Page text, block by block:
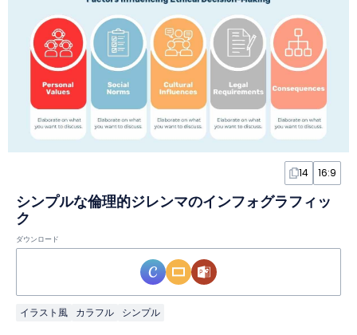
14 16:9
シンプルな倫理的ジレンマのインフォグラフィッ
ク
ダウンロード
イラスト風 カラフル シンプル